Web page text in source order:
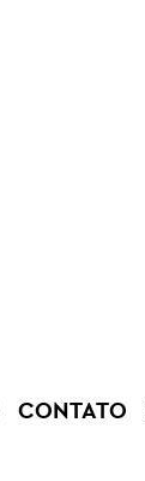
CONTATO